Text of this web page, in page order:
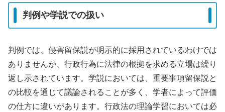
判例や学説での扱い
判例では、侵害留保説が明示的に採用されているわけでは
ありませんが、行政行為に法律の根拠を求める立場は繰り
返し示されています。学説においては、重要事項留保説と
の比較を通じて議論されることが多く、学者によって評価
の仕方に違いがあります。行政法の理論学習においては必